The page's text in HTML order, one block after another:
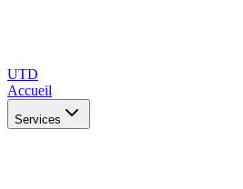
UTD
Accueil
Services